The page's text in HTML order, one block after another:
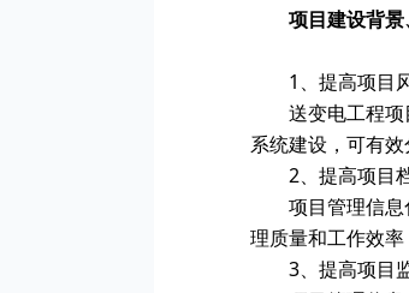
项目建设背
1、提高项目
送变电工程
系统建设，可有
2、提高项目
项目管理信
理质量和工作效率
3、提高项目